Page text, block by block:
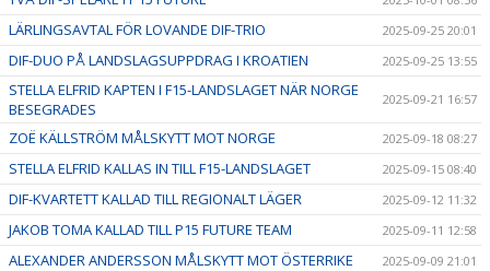
LÄRLINGSAVTAL FÖR LOVANDE DIF-TRIO 2025-09-25 20:01
DIF-DUO PÅ LANDSLAGSUPPDRAG I KROATIEN 2025-09-25 13:55
STELLA ELFRID KAPTEN I F15-LANDSLAGET NÄR NORGE
BESEGRADES
2025-09-21 16:57
ZOË KÄLLSTRÖM MÅLSKYTT MOT NORGE 2025-09-18 08:27
STELLA ELFRID KALLAS IN TILL F15-LANDSLAGET 2025-09-15 08:40
DIF-KVARTETT KALLAD TILL REGIONALT LÄGER 2025-09-12 11:32
JAKOB TOMA KALLAD TILL P15 FUTURE TEAM 2025-09-11 12:58
ALEXANDER ANDERSSON MÅLSKYTT MOT ÖSTERRIKE 2025-09-09 21:01